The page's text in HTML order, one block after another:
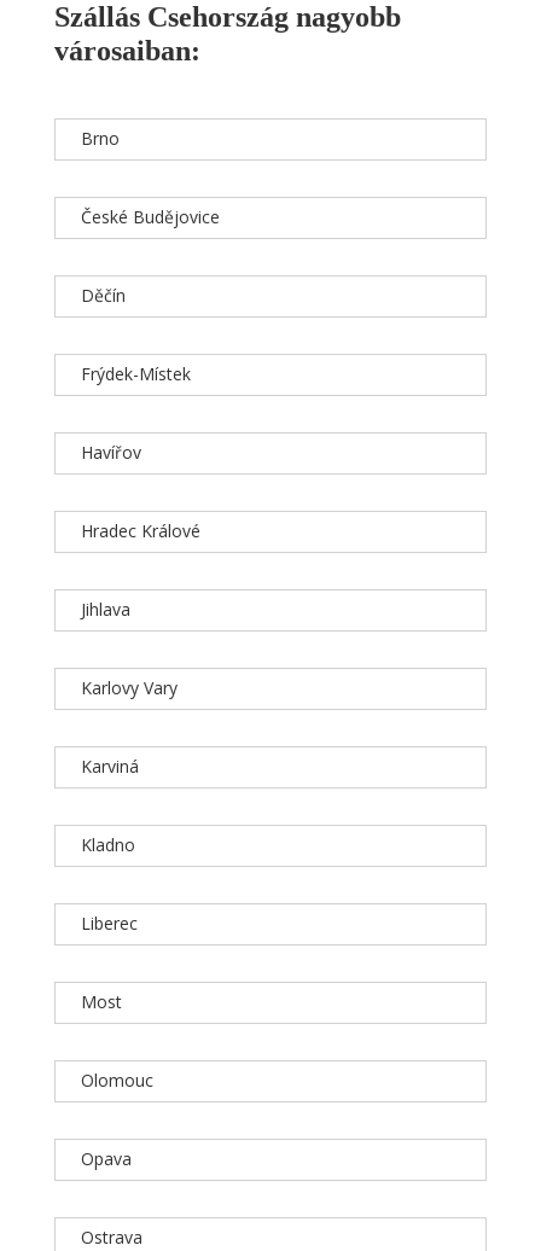
Szállás Csehország nagyobb
városaiban:
Brno
České Budějovice
Děčín
Frýdek-Místek
Havířov
Hradec Králové
Jihlava
Karlovy Vary
Karviná
Kladno
Liberec
Most
Olomouc
Opava
Ostrava